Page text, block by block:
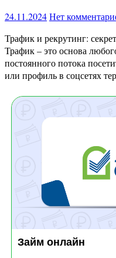
24.11.2024Нет
Трафик и рекрутинг: секреты стабильного роста подписчиков
Трафик – это основа
постоянного потока
или профиль в соцсетях
Займ онлайн